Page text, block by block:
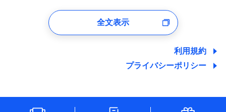
ユーザー登録受付および、管理のため
しくは委託を受けている保険会社・提携会社の保険その他に
関する情報を提供し、金融商品等の契約を勧奨するため、ま
た維持管理等の委託業務遂行のため、またそれらに付帯、関
情報を取引のある他の保険会社の商品・サービスをご提案す
るために利用させていただくことがあります。）
全文表示
利用規約
プライバシーポリシー